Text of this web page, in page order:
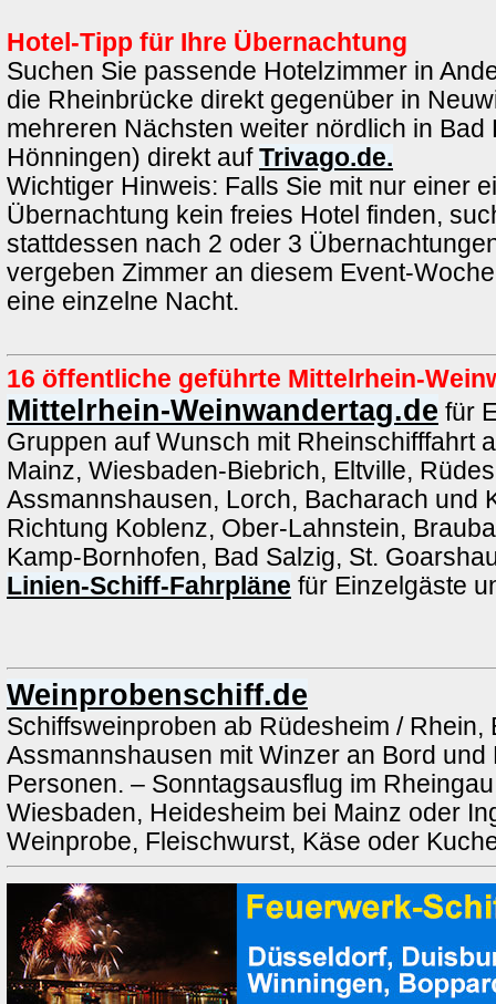
Hotel-Tipp für Ihre Übernachtung
Suchen Sie passende Hotelzimmer in
die Rheinbrücke direkt gegenüber in
mehreren Nächsten weiter nördlich in Bad
Hönningen) direkt auf Trivago.de.
Wichtiger Hinweis: Falls Sie mit nur einer
Übernachtung kein freies Hotel finden,
stattdessen nach 2 oder 3
vergeben Zimmer an diesem Event-
eine einzelne Nacht.
16 öffentliche geführte Mittelrhein-
Mittelrhein-Weinwandertag.de für
Gruppen auf Wunsch mit Rheinschifffahrt
Mainz, Wiesbaden-Biebrich, Eltville,
Assmannshausen, Lorch, Bacharach und
Richtung Koblenz, Ober-Lahnstein,
Kamp-Bornhofen, Bad Salzig, St.
Linien-Schiff-Fahrpläne für Einzelgäste
Weinprobenschiff.de
Schiffsweinproben ab Rüdesheim / Rhein,
Assmannshausen mit Winzer an Bord und
Personen. – Sonntagsausflug im
Wiesbaden, Heidesheim bei Mainz oder
Weinprobe, Fleischwurst, Käse oder